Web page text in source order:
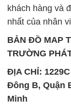
khách hàng và
nhất của nhân
BẢN ĐỒ MAP
TRƯỜNG
ĐỊA CHỈ:
Đông B, Quận
Minh